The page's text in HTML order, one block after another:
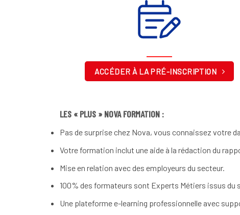
ACCÉDER À LA PRÉ-INSCRIPTION
LES « PLUS » NOVA FORMATION :
Pas de surprise chez Nova, vous connaissez votre
Votre formation inclut une aide à la rédaction du
Mise en relation avec des employeurs du secteur.
100% des formateurs sont Experts Métiers issus du
Une plateforme e-learning professionnelle avec